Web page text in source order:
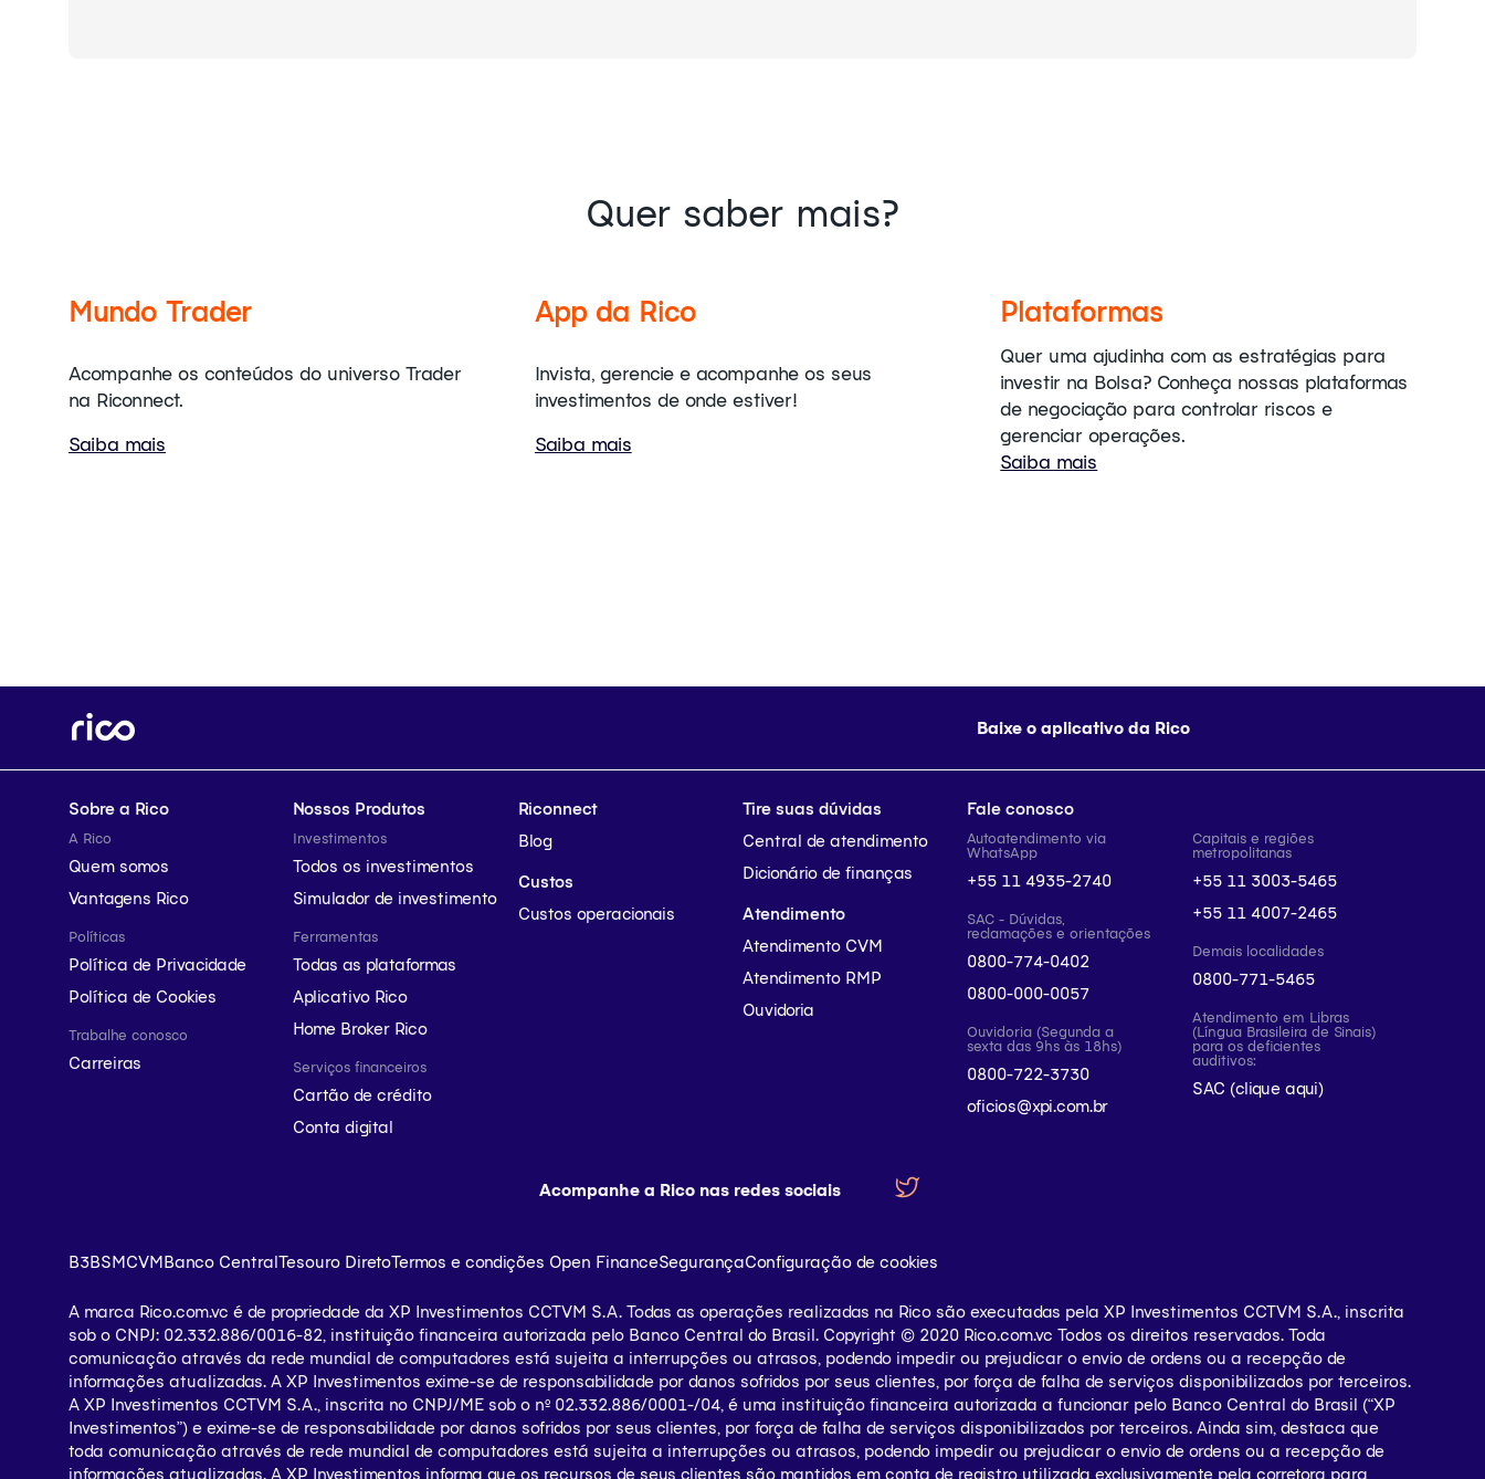
Quer saber mais?
Mundo Trader
Acompanhe os conteúdos do universo Trader
na Riconnect.
Saiba mais
App da Rico
Invista, gerencie e acompanhe os seus
investimentos de onde estiver!
Saiba mais
Plataformas
Quer uma ajudinha com as estratégias para
investir na Bolsa? Conheça nossas plataformas
de negociação para controlar riscos e
gerenciar operações.
Saiba mais
Baixe o aplicativo da Rico
Sobre a Rico
A Rico
Quem somos
Vantagens Rico
Políticas
Política de Privacidade
Política de Cookies
Trabalhe conosco
Carreiras
Nossos Produtos
Investimentos
Todos os investimentos
Simulador de investimento
Ferramentas
Todas as plataformas
Aplicativo Rico
Home Broker Rico
Serviços financeiros
Cartão de crédito
Conta digital
Riconnect
Blog
Custos
Custos operacionais
Tire suas dúvidas
Central de atendimento
Dicionário de finanças
Atendimento
Atendimento CVM
Atendimento RMP
Ouvidoria
Fale conosco
Autoatendimento via
WhatsApp
+55 11 4935-2740
SAC - Dúvidas,
reclamações e orientações
0800-774-0402
0800-000-0057
Ouvidoria (Segunda a
sexta das 9hs às 18hs)
0800-722-3730
oficios@xpi.com.br
Capitais e regiões
metropolitanas
+55 11 3003-5465
+55 11 4007-2465
Demais localidades
0800-771-5465
Atendimento em Libras
(Língua Brasileira de Sinais)
para os deficientes
auditivos:
SAC (clique aqui)
Acompanhe a Rico nas redes sociais
B3BSMCVMBanco CentralTesouro DiretoTermos e condições Open FinanceSegurançaConfiguração de cookies
A marca Rico.com.vc é de propriedade da XP Investimentos CCTVM S.A. Todas as operações realizadas na Rico são executadas pela XP Investimentos CCTVM S.A., inscrita
sob o CNPJ: 02.332.886/0016-82, instituição financeira autorizada pelo Banco Central do Brasil. Copyright © 2020 Rico.com.vc Todos os direitos reservados. Toda
comunicação através da rede mundial de computadores está sujeita a interrupções ou atrasos, podendo impedir ou prejudicar o envio de ordens ou a recepção de
informações atualizadas. A XP Investimentos exime-se de responsabilidade por danos sofridos por seus clientes, por força de falha de serviços disponibilizados por terceiros.
A XP Investimentos CCTVM S.A., inscrita no CNPJ/ME sob o nº 02.332.886/0001-/­04, é uma instituição financeira autorizada a funcionar pelo Banco Central do Brasil (“XP
Investimentos”) e exime-se de responsabilidade por danos sofridos por seus clientes, por força de falha de serviços disponibilizados por terceiros. Ainda sim, destaca que
toda comunicação através de rede mundial de computadores está sujeita a interrupções ou atrasos, podendo impedir ou prejudicar o envio de ordens ou a recepção de
informações atualizadas. A XP Investimentos informa que os recursos de seus clientes são mantidos em conta de registro utilizada exclusivamente pela corretora para